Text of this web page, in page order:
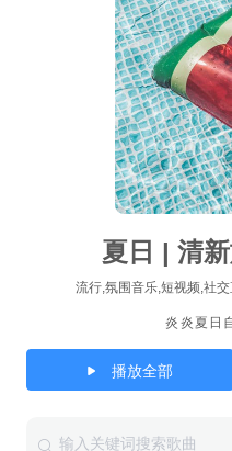
夏日 | 清
流行,氛围音乐,短视频,社
炎炎夏日
播放全部